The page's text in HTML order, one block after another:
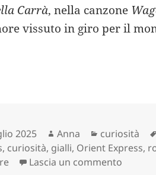
Carrà, nella canzone
vissuto in giro per il
2025 Autore
Anna Categorie
curiosità
, curiosità, gialli, Orient Express,
Lascia un commento